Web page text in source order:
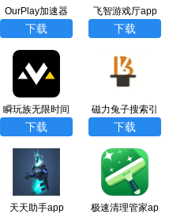
OurPlay加速器
（UP手游最新
下载
飞智游戏厅app
下载
瞬玩族无限时间
试玩版app
下载
磁力兔子搜索引
擎app
下载
天天助手app
极速清理管家ap